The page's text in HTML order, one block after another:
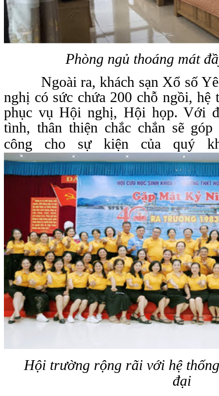
Phòng ngủ thoáng mát
Ngoài ra, khách sạn Xổ số
nghị có sức chứa 200 chỗ ngồi, hệ
phục vụ Hội nghị, Hội họp. Với
tình, thân thiện chắc chắn sẽ
công cho sự kiện của quý
Hội trường rộng rãi với hệ
đại